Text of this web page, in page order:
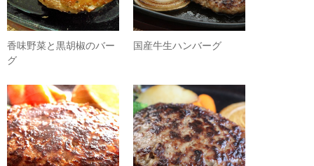
香味野菜と黒胡椒のバー
グ
国産牛生ハンバーグ